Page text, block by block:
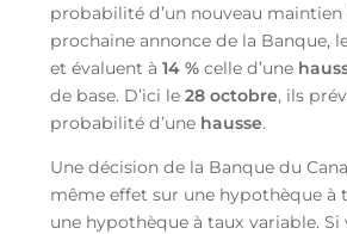
probabilité d’un nouveau maintien
prochaine annonce de la Banque,
et évaluent à 14 %celle d’une
de base. D’ici le 28 octobre, ils
probabilité d’une hausse.
Une décision de la Banque du
même effet sur une hypothèque à
une hypothèque à taux variable. Si